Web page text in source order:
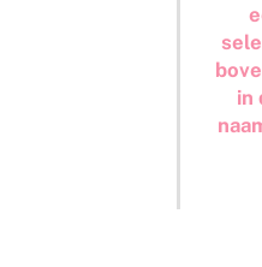
in